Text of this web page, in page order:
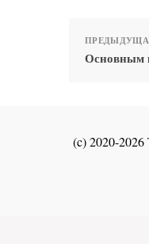
Основным
(c) 2020-2026